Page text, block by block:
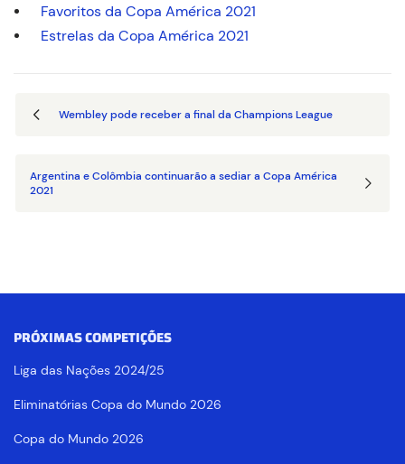
Favoritos da Copa América 2021
Estrelas da Copa América 2021
Wembley pode receber a final da Champions League
Argentina e Colômbia continuarão a sediar a Copa América
2021
PRÓXIMAS COMPETIÇÕES
Liga das Nações 2024/25
Eliminatórias Copa do Mundo 2026
Copa do Mundo 2026